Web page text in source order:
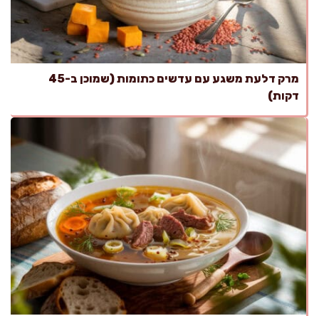
מרק דלעת משגע עם עדשים כתומות (שמוכן ב-45
דקות)